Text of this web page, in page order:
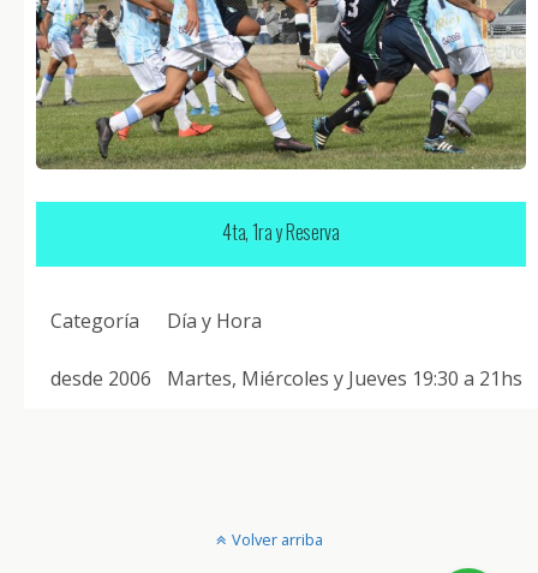
4ta, 1ra y Reserva
Categoría Día y Hora
desde 2006 Martes, Miércoles y Jueves 19:30 a 21hs
Volver arriba